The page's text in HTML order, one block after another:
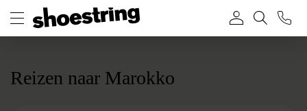
Reizen naar Marokko